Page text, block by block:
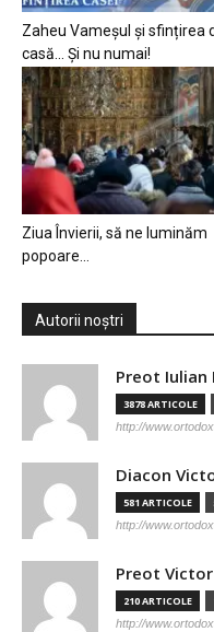
Zaheu Vameșul și sfințirea
casă… Și nu numai!
Ziua Învierii, să ne luminăm
popoare…
Autorii noștri
Preot Iulian
3878 ARTICOLE
http://
Diacon
581 ARTICOLE
http://
Preot
210 ARTICOLE
http://